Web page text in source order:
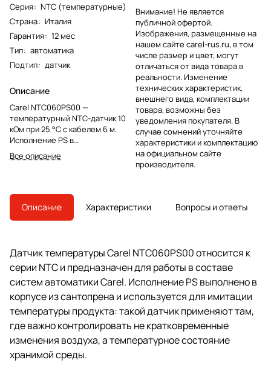
Серия: NTC (температурные)
Страна: Италия
Гарантия: 12 мес
Тип: автоматика
Подтип: датчик
Описание
Carel NTC060PS00 —
температурный NTC-датчик 10
кОм при 25 °C с кабелем 6 м.
Исполнение PS в
сантопреновом корпусе IP67
предназначено для имитации
Все описание
Внимание! Не является
публичной офертой.
Изображения, размещенные на
нашем сайте carel-rus.ru, в том
числе размер и цвет, могут
отличаться от вида товара в
реальности. Изменение
технических характеристик,
внешнего вида, комплектации
товара, возможны без
уведомления покупателя. В
случае сомнений уточняйте
характеристики и комплектацию
на официальном сайте
производителя.
Описание Характеристики Вопросы и ответы
Датчик температуры Carel NTC060PS00 относится к
серии NTC и предназначен для работы в составе
систем автоматики Carel. Исполнение PS выполнено в
корпусе из сантопрена и используется для имитации
температуры продукта: такой датчик применяют там,
где важно контролировать не кратковременные
изменения воздуха, а температурное состояние
хранимой среды.